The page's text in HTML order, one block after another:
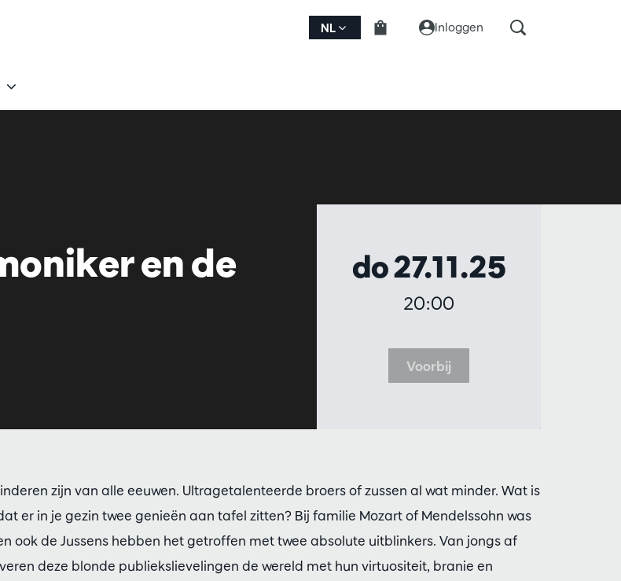
NL Inloggen
en de
do 27.11.25
20:00
Voorbij
zijn van alle eeuwen. Ultragetalenteerde broers of zussen al wat minder. Wat is
er in je gezin twee genieën aan tafel zitten? Bij familie Mozart of Mendelssohn was
ook de Jussens hebben het getroffen met twee absolute uitblinkers. Van jongs af
deze blonde publiekslievelingen de wereld met hun virtuositeit, branie en